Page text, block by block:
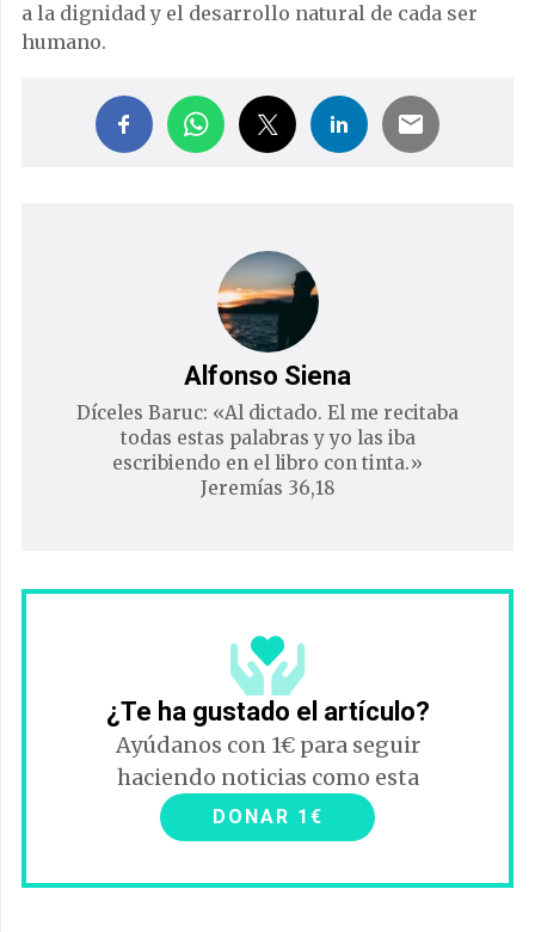
a la dignidad y el desarrollo natural de cada ser
humano.
Alfonso Siena
Díceles Baruc: «Al dictado. El me recitaba
todas estas palabras y yo las iba
escribiendo en el libro con tinta.»
Jeremías 36,18
¿Te ha gustado el artículo?
Ayúdanos con 1€ para seguir
haciendo noticias como esta
DONAR 1€